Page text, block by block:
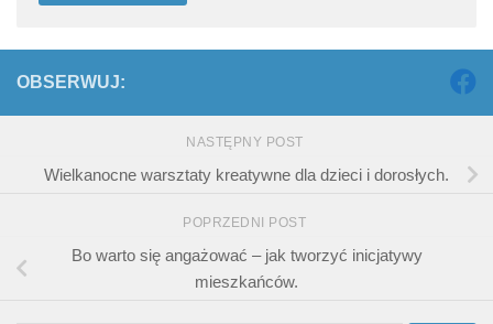
OBSERWUJ:
NASTĘPNY POST
Wielkanocne warsztaty kreatywne dla dzieci i dorosłych.
POPRZEDNI POST
Bo warto się angażować – jak tworzyć inicjatywy
mieszkańców.